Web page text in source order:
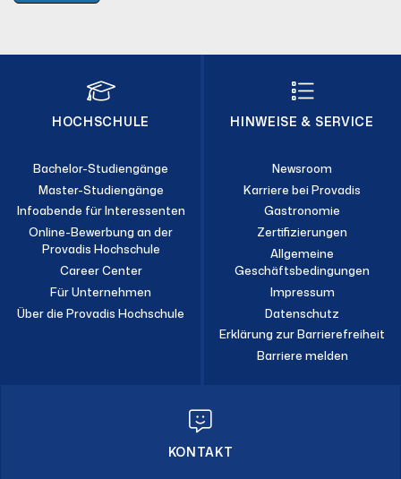
HOCHSCHULE
Bachelor-Studiengänge
Master-Studiengänge
Infoabende für Interessenten
Online-Bewerbung an der
Provadis Hochschule
Career Center
Für Unternehmen
Über die Provadis Hochschule
HINWEISE & SERVICE
Newsroom
Karriere bei Provadis
Gastronomie
Zertifizierungen
Allgemeine
Geschäftsbedingungen
Impressum
Datenschutz
Erklärung zur Barrierefreiheit
Barriere melden
KONTAKT